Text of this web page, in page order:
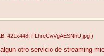
, 421x448 , FLhreCwVgAESNhU.jpg )
otro servicio de streaming